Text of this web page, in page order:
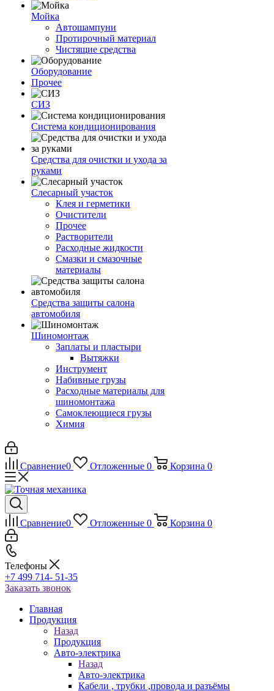
Мойка
Автошампуни
Протирочный материал
Чистящие средства
Оборудование
Прочее
СИЗ
Система кондиционирования
Средства для очистки и ухода за
руками
Слесарный участок
Клея и герметики
Очистители
Прочее
Растворители
Расходные жидкости
Смазки и смазочные
материалы
Средства защиты салона
автомобиля
Шиномонтаж
Заплаты и пластыри
Вытяжки
Инструмент
Набивные грузы
Расходные материалы для
шиномонтажа
Самоклеющиеся грузы
Химия
Сравнение0 Отложенные 0 Корзина 0
Сравнение0 Отложенные 0 Корзина 0
Телефоны
+7 499 714- 51-35
Заказать звонок
Главная
Продукция
Назад
Продукция
Авто-электрика
Назад
Авто-электрика
Кабели , трубки ,провода и разъёмы